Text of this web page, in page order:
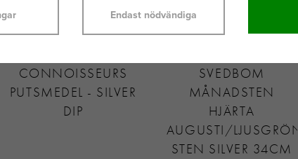
CONNOISSEURS
PUTSMEDEL - SILVER
DIP
SVEDBOM
MÅNADSTEN
HJÄRTA
AUGUSTI/LJUSGRÖN
STEN SILVER 34CM
Endast nödvändiga